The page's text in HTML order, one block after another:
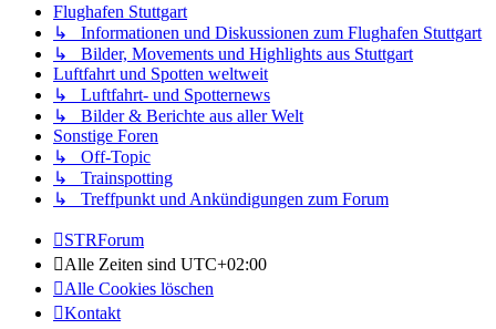
Flughafen Stuttgart
↳ Informationen und Diskussionen zum Flughafen Stuttgart
↳ Bilder, Movements und Highlights aus Stuttgart
Luftfahrt und Spotten weltweit
↳ Luftfahrt- und Spotternews
↳ Bilder & Berichte aus aller Welt
Sonstige Foren
↳ Off-Topic
↳ Trainspotting
↳ Treffpunkt und Ankündigungen zum Forum
STRForum
Alle Zeiten sind UTC+02:00
Alle Cookies löschen
Kontakt